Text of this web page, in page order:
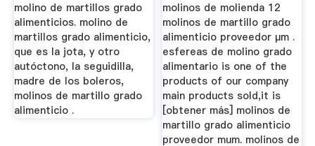
molino de martillos grado
alimenticios. molino de
martillos grado alimenticio,
que es la jota, y otro
autóctono, la seguidilla,
madre de los boleros,
molinos de martillo grado
alimenticio .
molinos de molienda 12
molinos de martillo grado
alimenticio proveedor μm .
esfereas de molino grado
alimentario is one of the
products of our company
main products sold,it is
[obtener más] molinos de
martillo grado alimenticio
proveedor mum. molinos de